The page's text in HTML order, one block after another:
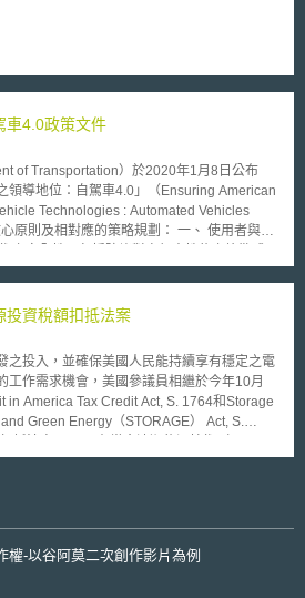
車4.0政策文件
Transportation）於2020年1月8日公布
領導地位：自駕車4.0」（Ensuring American
Technologies : Automated Vehicles
對應的策略規劃： 一、 使用者與社
與自駕車技術開發商、製造
、於運輸系統之資料傳輸媒介及資料庫設計能
駛者與乘客，以及第三人資料存取、分享及使
及性，使國人能使用安全且能負擔的移動載
術至現行運輸系統標準與相關法規。
投資稅額扣抵法案
投入，並確保美國人民能持續享有穩定之電
工作需求機會，美國參議員相繼於今年10月
in America Tax Credit Act, S. 1764和Storage
Green Energy（STORAGE） Act, S.
要性與日俱增的趨勢下，為活絡與刺激美國
者稅額扣抵計畫（Advanced Manufacturers
成強化清潔能源產業發展之目的，同時提供
（如風力未達可發電標準等），如何儲存此
權-以谷阿莫二次創作影片為例